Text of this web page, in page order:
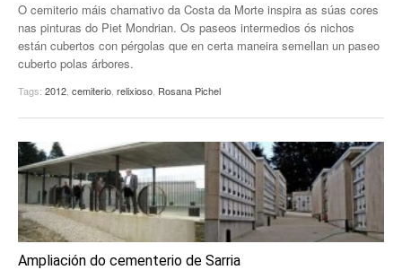
O cemiterio máis chamativo da Costa da Morte inspira as súas cores
nas pinturas do Piet Mondrian. Os paseos intermedios ós nichos
están cubertos con pérgolas que en certa maneira semellan un paseo
cuberto polas árbores.
Tags: 2012 cemiterio relixioso Rosana Pichel
Ampliación do cementerio de Sarria